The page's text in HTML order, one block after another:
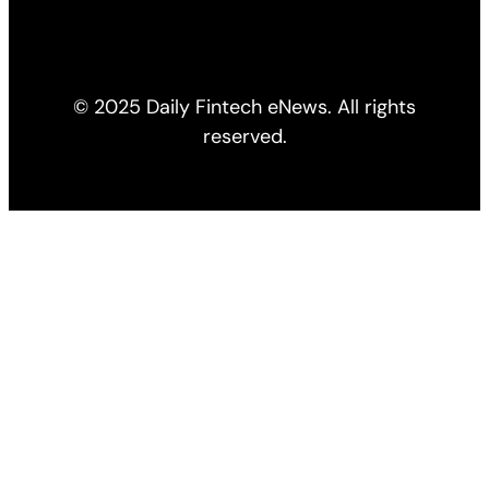
© 2025 Daily Fintech eNews. All rights
reserved.